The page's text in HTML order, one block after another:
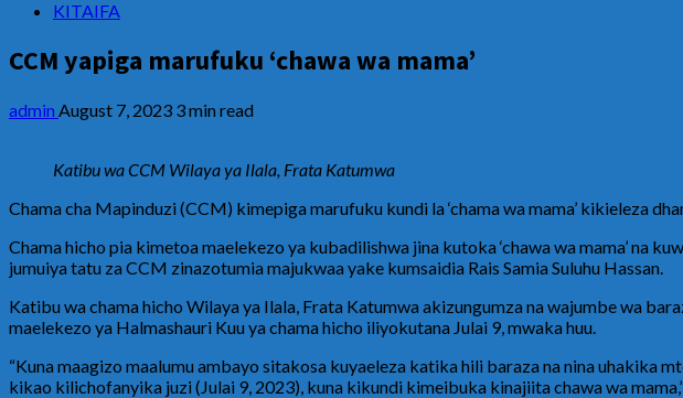
KITAIFA
CCM yapiga marufuku ‘chawa wa mama’
admin August 7, 2023 3 min read
Katibu wa CCM Wilaya ya Ilala, Frata Katumwa
Chama cha Mapinduzi (CCM) kimepiga marufuku kundi la ‘chama wa mama’ kikieleza
Chama hicho pia kimetoa maelekezo ya kubadilishwa jina kutoka ‘chawa wa mama’ na
jumuiya tatu za CCM zinazotumia majukwaa yake kumsaidia Rais Samia Suluhu Hassan.
Katibu wa chama hicho Wilaya ya Ilala, Frata Katumwa akizungumza na wajumbe wa
maelekezo ya Halmashauri Kuu ya chama hicho iliyokutana Julai 9, mwaka huu.
“Kuna maagizo maalumu ambayo sitakosa kuyaeleza katika hili baraza na nina uhakika
kikao kilichofanyika juzi (Julai 9, 2023), kuna kikundi kimeibuka kinajiita chawa wa